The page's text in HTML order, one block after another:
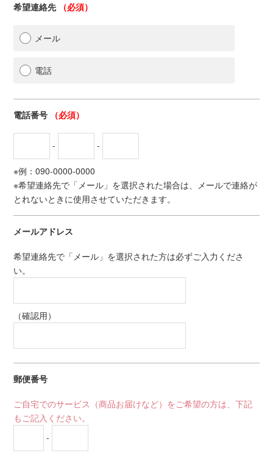
希望連絡先 （必須）
メール
電話
電話番号 （必須）
- -
※例：090-0000-0000
※希望連絡先で「メール」を選択された場合は、メールで連絡が
とれないときに使用させていただきます。
メールアドレス
希望連絡先で「メール」を選択された方は必ずご入力くださ
い。
（確認用）
郵便番号
ご自宅でのサービス（商品お届けなど）をご希望の方は、下記
もご記入ください。
-